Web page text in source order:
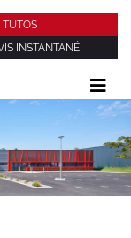
TUTOS
INSTANTANÉ